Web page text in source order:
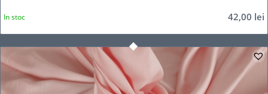
42,00 lei
In stoc